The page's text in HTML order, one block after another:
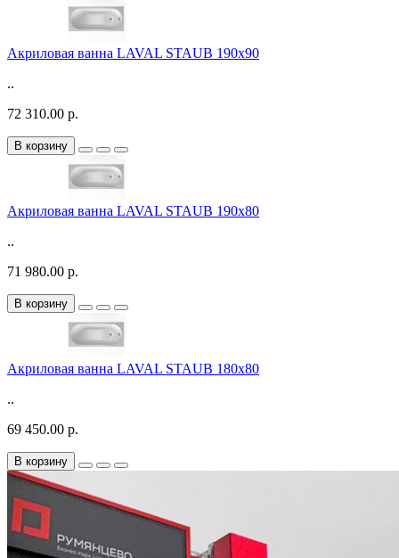
Акриловая ванна LAVAL STAUB 190х90
..
72 310.00 р.
В корзину
Акриловая ванна LAVAL STAUB 190х80
..
71 980.00 р.
В корзину
Акриловая ванна LAVAL STAUB 180х80
..
69 450.00 р.
В корзину